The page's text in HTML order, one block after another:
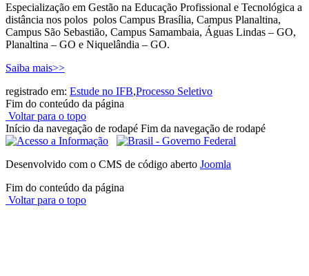
Especialização em Gestão na Educação Profissional e Tecnológica a
distância nos polos polos Campus Brasília, Campus Planaltina,
Campus São Sebastião, Campus Samambaia, Águas Lindas – GO,
Planaltina – GO e Niquelândia – GO.
Saiba mais>>
registrado em: Estude no IFB,Processo Seletivo
Fim do conteúdo da página
Voltar para o topo
Início da navegação de rodapé Fim da navegação de rodapé
Desenvolvido com o CMS de código aberto Joomla
Fim do conteúdo da página
Voltar para o topo